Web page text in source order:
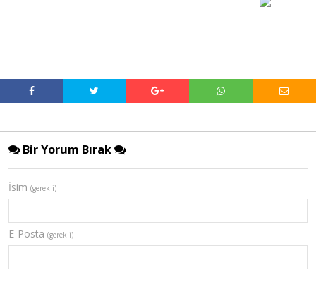
Bir Yorum Bırak
İsim (gerekli)
E-Posta (gerekli)